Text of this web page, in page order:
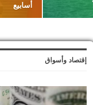
أسابيع
إقتصاد وأسواق